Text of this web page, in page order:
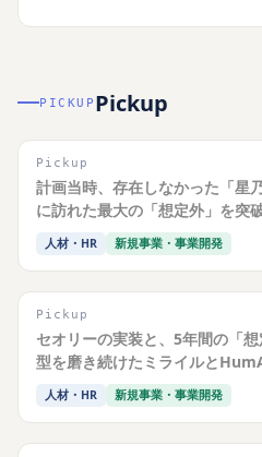
PICKUP Pickup
Pickup
計画当時、存在しなかった「星
に訪れた最大の「想定外」を突
人材・HR 新規事業・事業開発
Pickup
セオリーの実装と、5年間の「
型を磨き続けたミライルと
人材・HR 新規事業・事業開発